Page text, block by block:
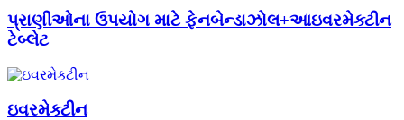
પ્રાણીઓના ઉપયોગ માટે ફેનબેન્ડાઝોલ+આઇવરમેક્ટીન
ટેબ્લેટ
ઇવરમેક્ટીન